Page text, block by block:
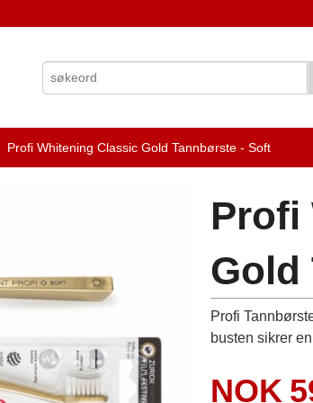
Profi Whitening Classic Gold Tannbørste - Soft
Profi
Gold
Profi
busten sikrer
Pris
NOK